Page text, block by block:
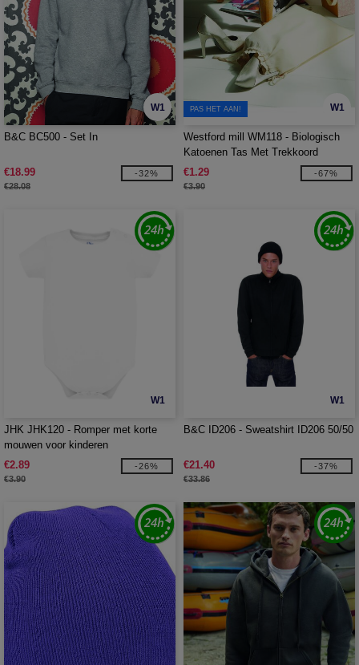
W1
B&C BC500 - Set In
€18.99
€28.08
-32%
W1
PAS HET AAN!
Westford mill WM118 - Biologisch
Katoenen Tas Met Trekkoord
€1.29
€3.90
-67%
W1
JHK JHK120 - Romper met korte
mouwen voor kinderen
€2.89
€3.90
-26%
W1
B&C ID206 - Sweatshirt ID206 50/50
€21.40
€33.86
-37%